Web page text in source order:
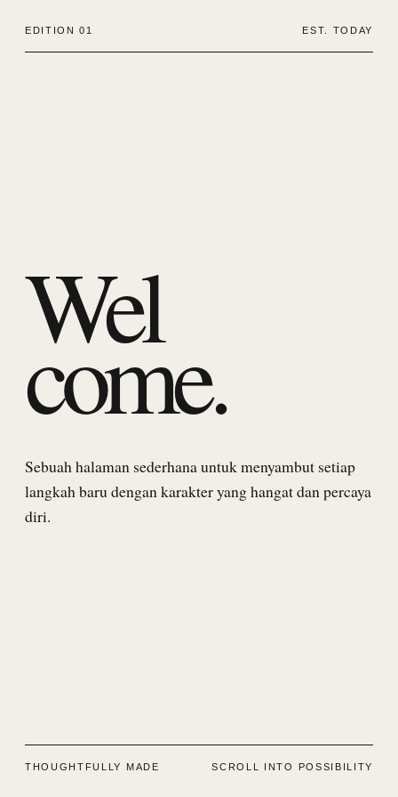
EDITION 01 EST. TODAY
Wel
come.
Sebuah halaman sederhana untuk menyambut setiap
langkah baru dengan karakter yang hangat dan percaya
diri.
THOUGHTFULLY MADE SCROLL INTO POSSIBILITY